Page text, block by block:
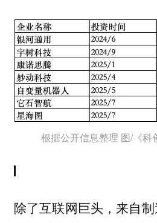
根据公开信息整理 图/《科
除了互联网巨头，来自